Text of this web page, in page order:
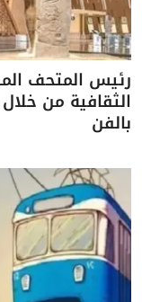
رئيس المتحف
الثقافية من
بالفن